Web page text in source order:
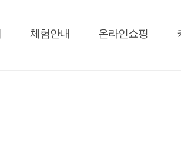
체험안내 온라인쇼핑